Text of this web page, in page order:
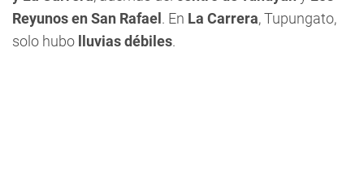
Reyunos en San Rafael . En La Carrera, Tupungato,
solo hubo
lluvias débiles.